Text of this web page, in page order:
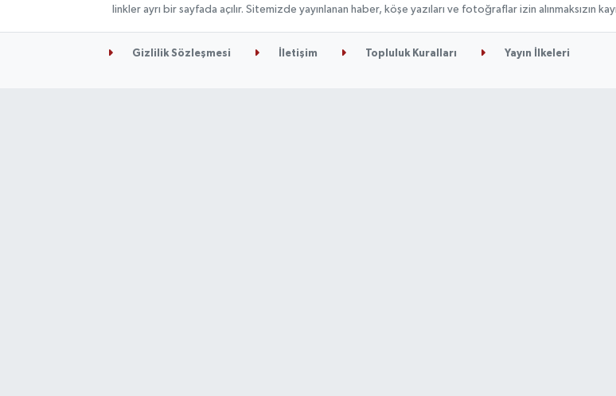
linkler ayrı bir sayfada açılır. Sitemizde yayınlanan haber, köşe yazıları ve fotoğraflar izin alınmaksızın
Gizlilik Sözleşmesi İletişim Topluluk Kuralları Yayın İlkeleri